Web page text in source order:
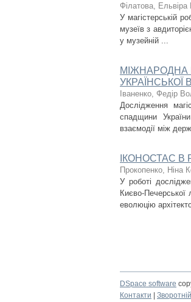
Філатова, Ельвіра
У магістерській
музеїв з
у музейній ...
МІЖНАРОДНА
УКРАЇНСЬКОЇ
Іваненко, Федір
Дослідження
спадщини
взаємодії між
ІКОНОСТАС
Прокопенко, Ніна
У роботі
Києво-Печерської
еволюцію
DSpace software
Контакти